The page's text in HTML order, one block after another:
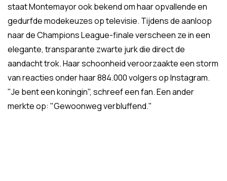
staat Montemayor ook bekend om haar opvallende en
gedurfde modekeuzes op televisie. Tijdens de aanloop
naar de Champions League-finale verscheen ze in een
elegante, transparante zwarte jurk die direct de
aandacht trok. Haar schoonheid veroorzaakte een storm
van reacties onder haar 884.000 volgers op Instagram.
"Je bent een koningin", schreef een fan. Een ander
merkte op: "Gewoonweg verbluffend."